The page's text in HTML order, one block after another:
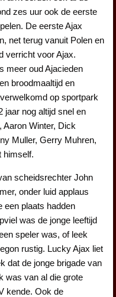
zes uur ook de eerste
De eerste Ajax
net terug vanuit Polen en
verricht voor Ajax.
meer oud Ajacieden
broodmaaltijd en
op sportpark
jaar nog altijd snel en
Aaron Winter, Dick
Muller, Gerry Muhren,
himself.
scheidsrechter John
onder luid applaus
een plaats hadden
was de jonge leeftijd
speler was, of leek
rustig. Lucky Ajax liet
dat de jonge brigade van
was van al die grote
kende. Ook de